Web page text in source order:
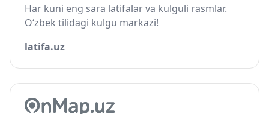
Har kuni eng sara latifalar va kulguli rasmlar.
O‘zbek tilidagi kulgu markazi!
latifa.uz